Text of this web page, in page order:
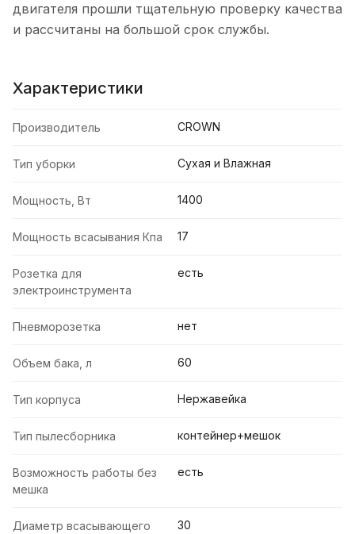
двигателя прошли тщательную проверку качества
и рассчитаны на большой срок службы.
Характеристики
Производитель CROWN
Тип уборки Сухая и Влажная
Мощность, Вт 1400
Мощность всасывания Кпа 17
Розетка для
электроинструмента
есть
Пневморозетка нет
Объем бака, л 60
Тип корпуса Нержавейка
Тип пылесборника контейнер+мешок
Возможность работы без
мешка
есть
Диаметр всасывающего
30